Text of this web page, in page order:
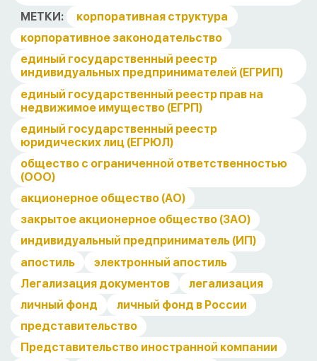
МЕТКИ:
корпоративная структура
корпоративное законодательство
единый государственный реестр
индивидуальных предпринимателей (ЕГРИП)
единый государственный реестр прав на
недвижимое имущество (ЕГРП)
единый государственный реестр
юридических лиц (ЕГРЮЛ)
общество с ограниченной ответственностью
(ООО)
акционерное общество (АО)
закрытое акционерное общество (ЗАО)
индивидуальный предприниматель (ИП)
апостиль
электронный апостиль
Легализация документов
легализация
личный фонд
личный фонд в России
представительство
Представительство иностранной компании